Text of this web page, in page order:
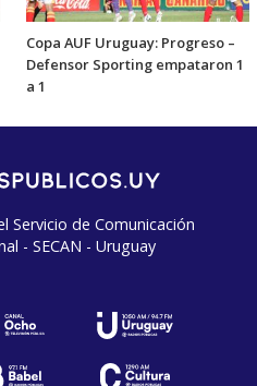
Copa AUF Uruguay: Progreso –
Defensor Sporting empataron 1
a 1
Servicio de Comunicación
- SECAN - Uruguay